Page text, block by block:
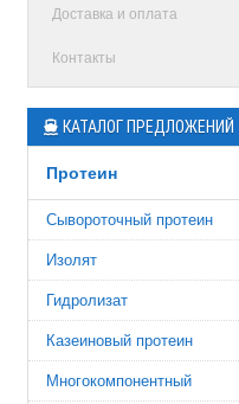
Доставка и оплата
Контакты
КАТАЛОГ ПРЕДЛОЖЕНИЙ
Протеин
Сывороточный протеин
Изолят
Гидролизат
Казеиновый протеин
Многокомпонентный